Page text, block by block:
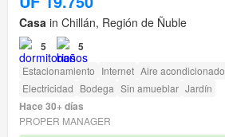
Casa in Chillán, Región de Ñuble
5 5
Estacionamiento Internet Aire acondicionado
Electricidad Bodega Sin amueblar Jardín
Hace 30+ días
PROPER MANAGER